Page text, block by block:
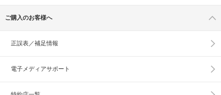
ご購入のお客様へ
正誤表／補足情報
電子メディアサポート